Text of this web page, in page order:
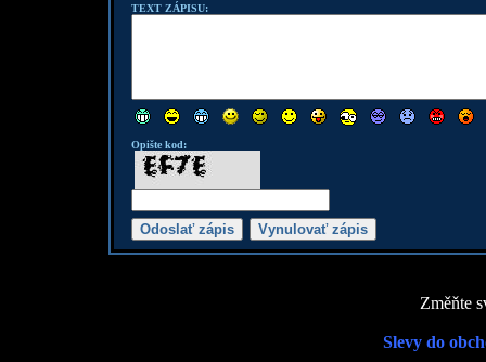
TEXT ZÁPISU:
Opište kod:
Změňte
Slevy do